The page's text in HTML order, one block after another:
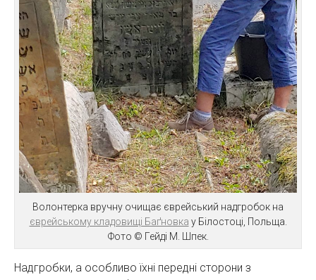
Волонтерка вручну очищає єврейський надгробок на
єврейському кладовищі Баґновка у Білостоці, Польща.
Фото © Гейді М. Шпек.
Надгробки, а особливо їхні передні сторони з